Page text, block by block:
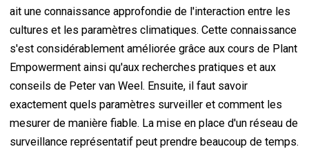
ait une connaissance approfondie de l'interaction entre les
cultures et les paramètres climatiques. Cette connaissance
s'est considérablement améliorée grâce aux cours de Plant
Empowerment ainsi qu'aux recherches pratiques et aux
conseils de Peter van Weel. Ensuite, il faut savoir
exactement quels paramètres surveiller et comment les
mesurer de manière fiable. La mise en place d'un réseau de
surveillance représentatif peut prendre beaucoup de temps.